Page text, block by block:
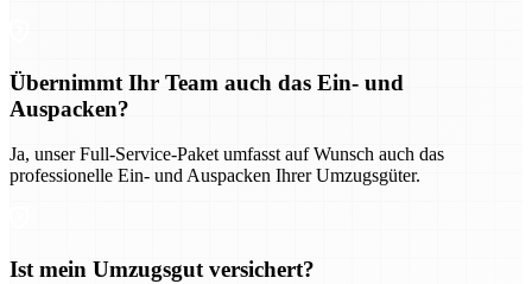
Übernimmt Ihr Team auch das Ein- und
Auspacken?
Ja, unser Full-Service-Paket umfasst auf Wunsch auch das
professionelle Ein- und Auspacken Ihrer Umzugsgüter.
Ist mein Umzugsgut versichert?